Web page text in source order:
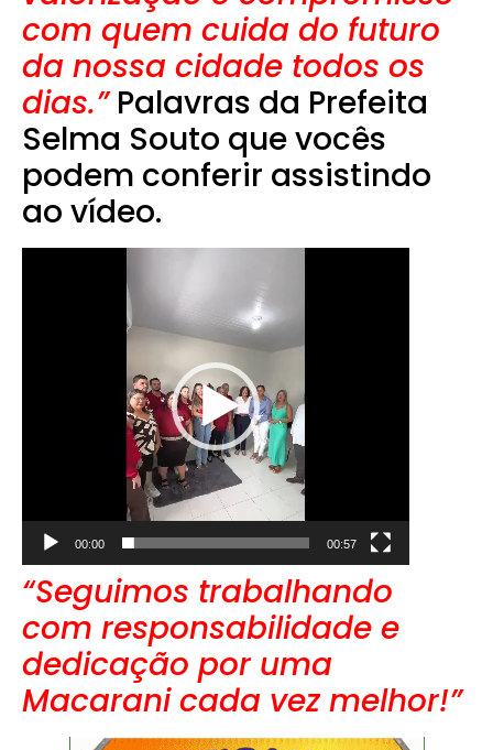
com quem cuida do futuro
da nossa cidade todos os
dias.”Palavras da Prefeita
Selma Souto que vocês
podem conferir assistindo
ao vídeo.
00:00 00:57
“Seguimos trabalhando
com responsabilidade e
dedicação por uma
Macarani cada vez melhor!”